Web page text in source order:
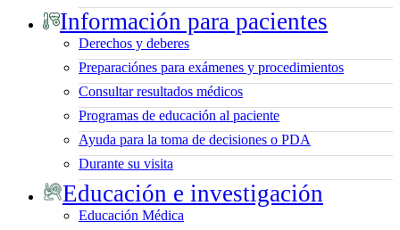
Información para pacientes
Derechos y deberes
Preparaciónes para exámenes y procedimientos
Consultar resultados médicos
Programas de educación al paciente
Ayuda para la toma de decisiones o PDA
Durante su visita
Educación e investigación
Educación Médica